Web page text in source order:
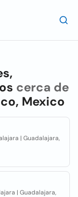
cerca de
Mexico
| Guadalajara,
| Guadalajara,